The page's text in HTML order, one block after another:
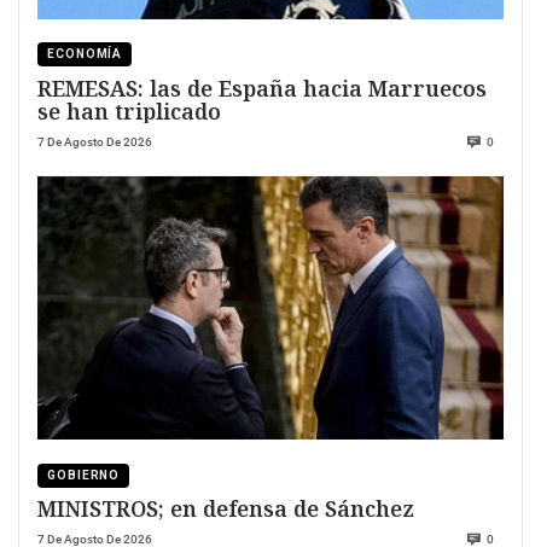
ECONOMÍA
REMESAS: las de España hacia Marruecos
se han triplicado
7 De Agosto De 2026 0
GOBIERNO
MINISTROS; en defensa de Sánchez
7 De Agosto De 2026 0